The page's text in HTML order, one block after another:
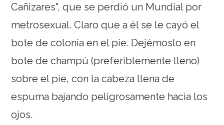
Cañizares", que se perdió un Mundial por
metrosexual. Claro que a él se le cayó el
bote de colonia en el pie. Dejémoslo en
bote de champú (preferiblemente lleno)
sobre el pie, con la cabeza llena de
espuma bajando peligrosamente hacia los
ojos.